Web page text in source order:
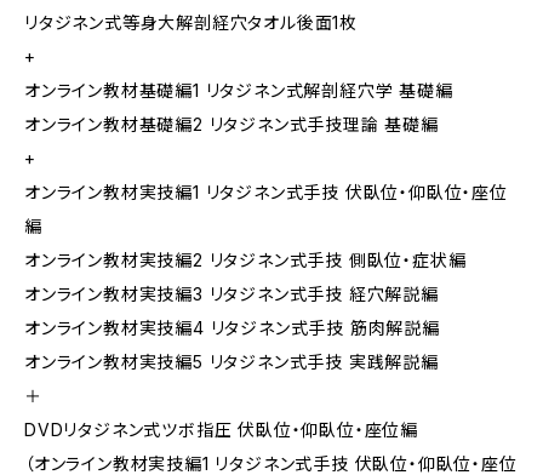
リタジネン式等身大解剖経穴タオル後面1枚
+
オンライン教材基礎編1 リタジネン式解剖経穴学 基礎編
オンライン教材基礎編2 リタジネン式手技理論 基礎編
+
オンライン教材実技編1 リタジネン式手技 伏臥位・仰臥位・座位
編
オンライン教材実技編2 リタジネン式手技 側臥位・症状編
オンライン教材実技編3 リタジネン式手技 経穴解説編
オンライン教材実技編4 リタジネン式手技 筋肉解説編
オンライン教材実技編5 リタジネン式手技 実践解説編
＋
DVDリタジネン式ツボ指圧 伏臥位・仰臥位・座位編
（オンライン教材実技編1 リタジネン式手技 伏臥位・仰臥位・座位